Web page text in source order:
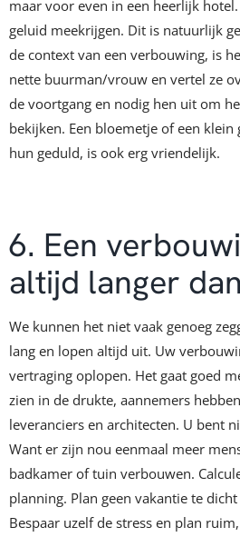
maar voor even in een heerlijk
geluid meekrijgen. Dit is natuurlijk
de context van een verbouwing, is
nette buurman/vrouw en vertel ze
de voortgang en nodig hen uit om
bekijken. Een bloemetje of een
hun geduld, is ook erg vriendelijk.
6. Een
altijd langer
We kunnen het niet vaak genoeg
lang en lopen altijd uit. Uw
vertraging oplopen. Het gaat goed
zien in de drukte, aannemers
leveranciers en architecten. U bent
Want er zijn nou eenmaal meer
badkamer of tuin verbouwen.
planning. Plan geen vakantie te
Bespaar uzelf de stress en plan